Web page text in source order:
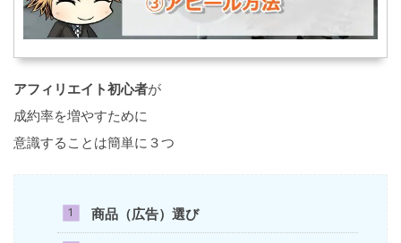
アフィリエイト初心者が
成約率を増やすために
意識することは簡単に３つ
商品（広告）選び